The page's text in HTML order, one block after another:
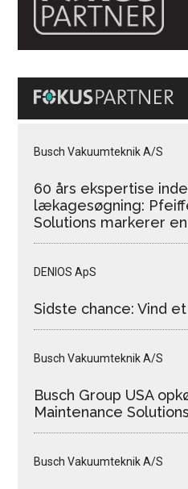
Busch Vakuumteknik A/S
60 års ekspertise
lækagesøgning:
Solutions markerer
DENIOS ApS
Sidste chance: Vind
Busch Vakuumteknik A/S
Busch Group USA
Maintenance Solutions
Busch Vakuumteknik A/S